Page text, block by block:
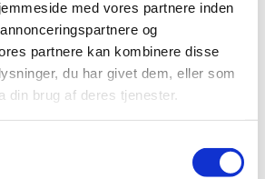
med vores partnere inden
og
partnere kan kombinere disse
du har givet dem, eller som
din brug af deres tjenester.